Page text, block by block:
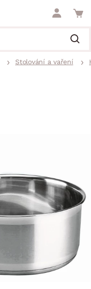
Stolování a vaření